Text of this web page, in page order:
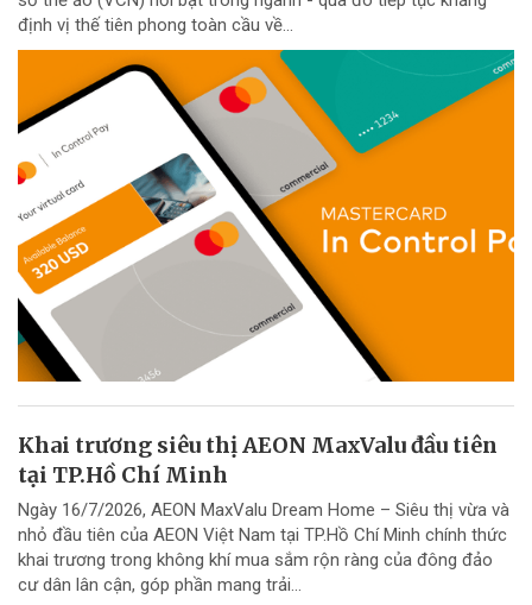
định vị thế tiên phong toàn cầu về...
Khai trương siêu thị AEON MaxValu đầu tiên
tại TP.Hồ Chí Minh
Ngày 16/7/2026, AEON MaxValu Dream Home – Siêu thị vừa và
nhỏ đầu tiên của AEON Việt Nam tại TP.Hồ Chí Minh chính thức
khai trương trong không khí mua sắm rộn ràng của đông đảo
cư dân lân cận, góp phần mang trải...